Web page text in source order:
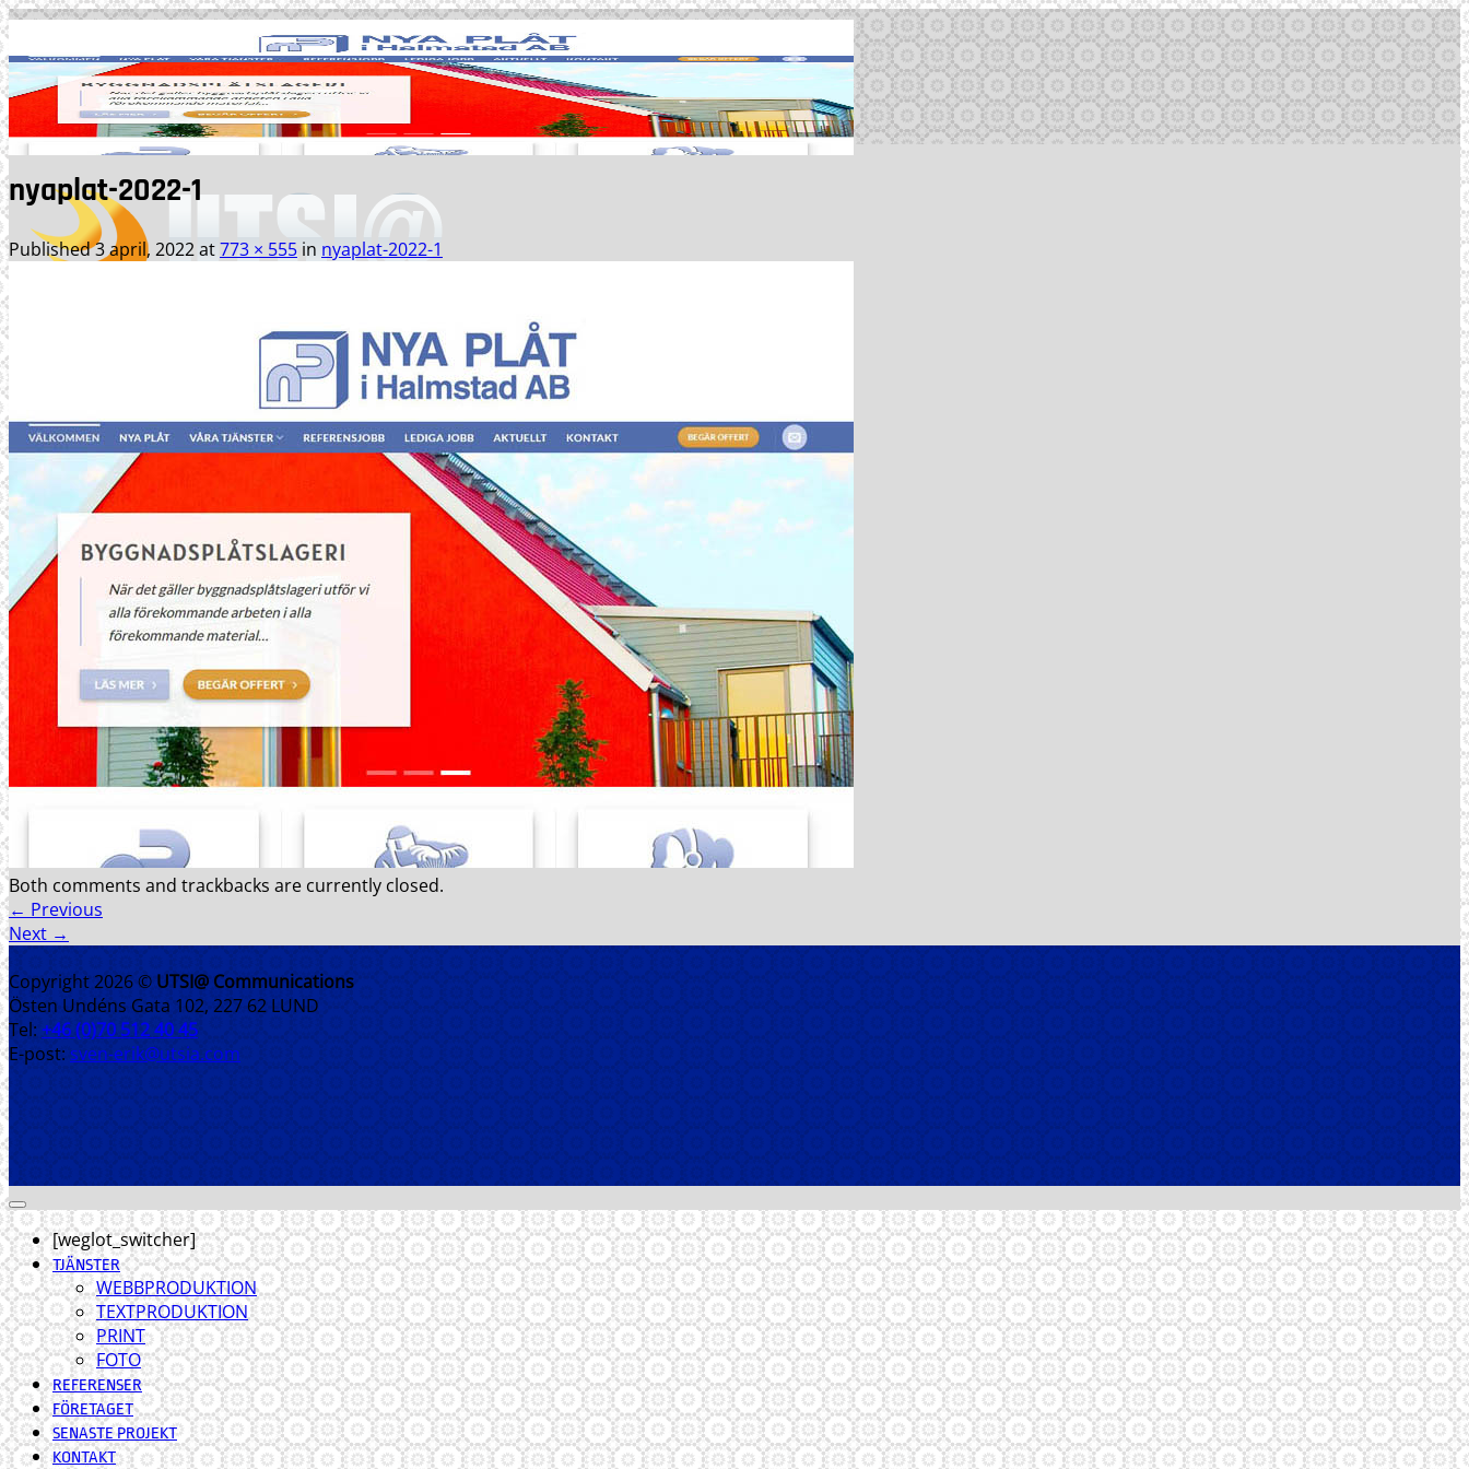
Skip
to
content
TJÄNSTER
WEBBPRODUKTION
TEXTPRODUKTION
PRINT
FOTO
REFERENSER
FÖRETAGET
SENASTE PROJEKT
KONTAKT
nyaplat-2022-1
Published3 april, 2022at773 × 555 in nyaplat-2022-1
Both comments and trackbacks are currently closed.
← Previous
Next →
Copyright 2026 © UTSI@ Communications
Östen Undéns Gata 102, 227 62 LUND
Tel: +46 (0)70 512 40 45
E-post: sven-erik@utsia.com
[weglot_switcher]
TJÄNSTER
WEBBPRODUKTION
TEXTPRODUKTION
PRINT
FOTO
REFERENSER
FÖRETAGET
SENASTE PROJEKT
KONTAKT